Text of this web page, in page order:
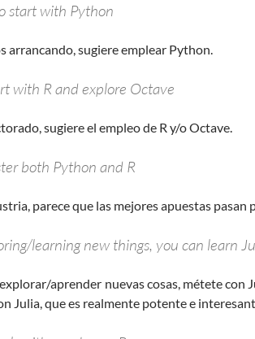
start with Python
arrancando, sugiere emplear Python.
with R and explore Octave
sugiere el empleo de R y/o Octave.
both Python and R
parece que las mejores apuestas pasan
learning new things, you can learn
aprender nuevas cosas, métete con
Julia, que es realmente potente e